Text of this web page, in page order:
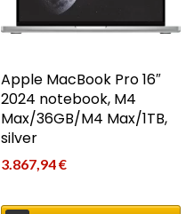
Apple MacBook Pro 16″
2024 notebook, M4
Max/36GB/M4 Max/1TB,
silver
3.867,94€